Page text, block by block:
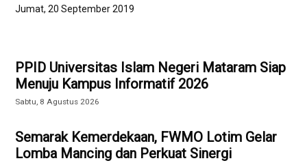
Jumat, 20 September 2019
PPID Universitas Islam Negeri Mataram Siap
Menuju Kampus Informatif 2026
Sabtu, 8 Agustus 2026
Semarak Kemerdekaan, FWMO Lotim Gelar
Lomba Mancing dan Perkuat Sinergi